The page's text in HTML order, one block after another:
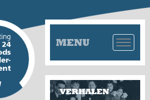
MENU
VERHALEN